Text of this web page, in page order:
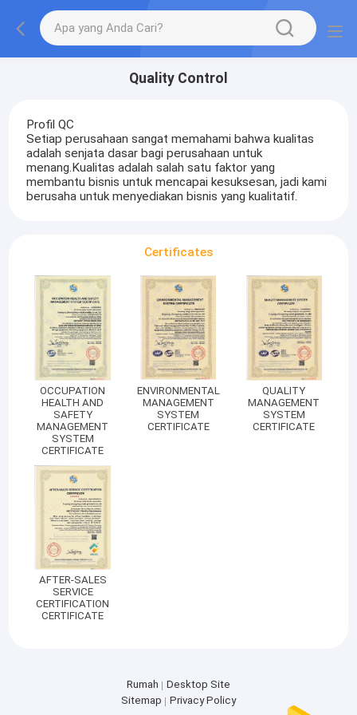
Quality Control
Profil QC
Setiap perusahaan sangat memahami bahwa kualitas
adalah senjata dasar bagi perusahaan untuk
menang.Kualitas adalah salah satu faktor yang
membantu bisnis untuk mencapai kesuksesan, jadi kami
berusaha untuk menyediakan bisnis yang kualitatif.
Certificates
OCCUPATION
HEALTH AND
SAFETY
MANAGEMENT
SYSTEM
CERTIFICATE
ENVIRONMENTAL
MANAGEMENT
SYSTEM
CERTIFICATE
QUALITY
MANAGEMENT
SYSTEM
CERTIFICATE
AFTER-SALES
SERVICE
CERTIFICATION
CERTIFICATE
Rumah
Desktop Site
Sitemap
Privacy Policy